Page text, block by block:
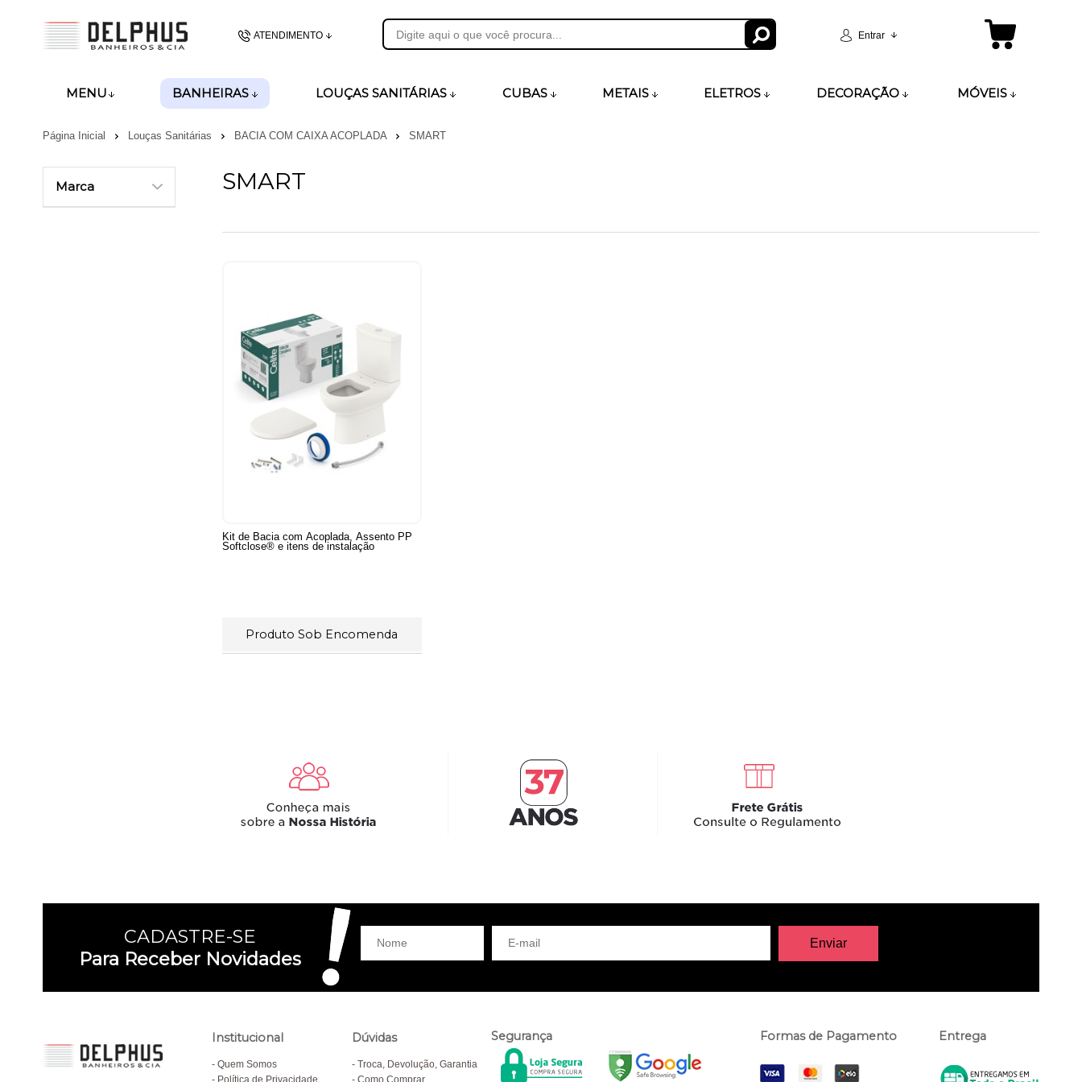
ATENDIMENTO
(48)99989-8028
Entrar
MENU BANHEIRAS LOUÇAS SANITÁRIAS CUBAS METAIS ELETROS DECORAÇÃO MÓVEIS
Página Inicial Louças Sanitárias BACIA COM CAIXA ACOPLADA SMART
Marca SMART
Kit de Bacia com Acoplada, Assento PP
Softclose® e itens de instalação
Produto Sob Encomenda
CADASTRE-SE
Para Receber Novidades
Institucional
Quem Somos
Política de Privacidade
Dúvidas
Troca, Devolução, Garantia
Como Comprar
Segurança Formas de Pagamento Entrega